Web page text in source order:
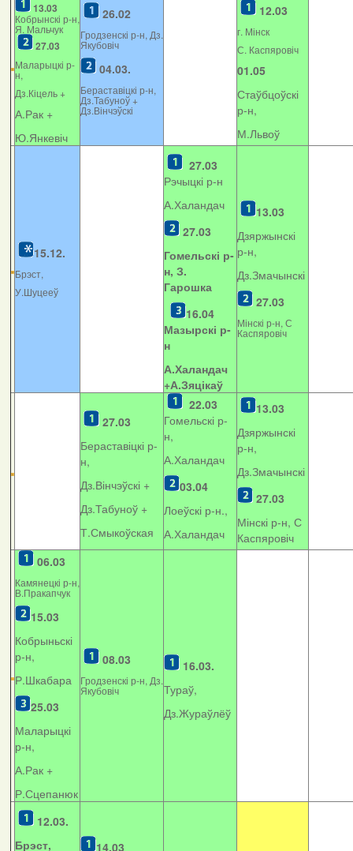
13.03
Кобрынскі р-н,
Я. Мальчук
27.03
Маларыцкі р-
н,
Дз.Кіцель +
А.Рак +
Ю.Янкевіч
26.02
Гродзенскі р-н, Дз.
Якубовіч
04.03.
Бераставіцкі р-н,
Дз.Табуноў +
Дз.Вінчэўскі
12.03
г. Мінск
С. Каспяровіч
01.05
Стаўбцоўскі
р-н,
М.Львоў
15.12.
Брэст,
У.Шуцееў
27.03
Рэчыцкі р-н
А.Халандач
27.03
Гомельскі р-
н, З.
Гарошка
16.04
Мазырскі р-
н
А.Халандач
+А.Зяцікаў
13.03
Дзяржынскі
р-н,
Дз.Змачынскі
27.03
Мінскі р-н, С
Каспяровіч
27.03
Бераставіцкі р-
н,
Дз.Вінчэўскі +
Дз.Табуноў +
Т.Смыкоўская
22.03
Гомельскі р-
н,
А.Халандач
03.04
Лоеўскі р-н.,
А.Халандач
13.03
Дзяржынскі
р-н,
Дз.Змачынскі
27.03
Мінскі р-н, С
Каспяровіч
06.03
Камянецкі р-н,
В.Пракапчук
15.03
Кобрыньскі
р-н,
Р.Шкабара
25.03
Маларыцкі
р-н,
А.Рак +
Р.Сцепанюк
08.03
Гродзенскі р-н, Дз.
Якубовіч
16.03.
Тураў,
Дз.Жураўлёў
12.03.
Брэст,
14.03